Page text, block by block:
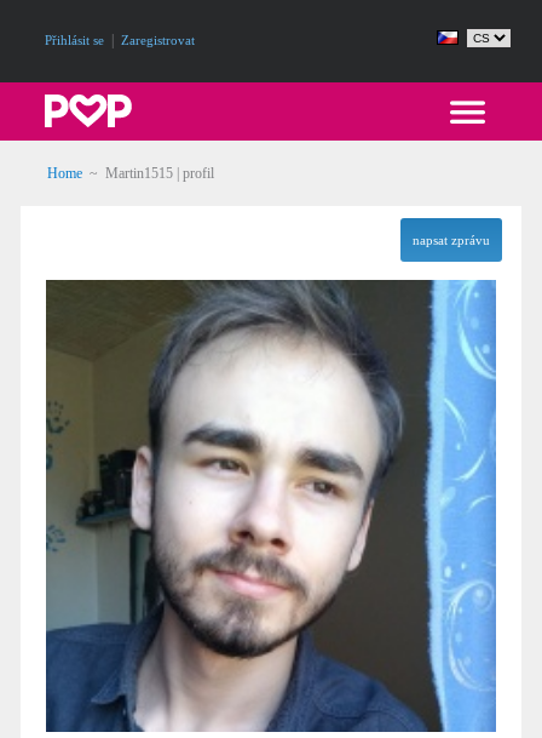
Přihlásit se Zaregistrovat
Home ~ Martin1515 | profil
napsat zprávu